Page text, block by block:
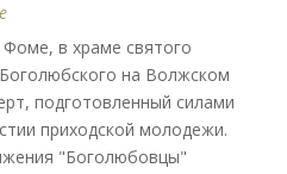
в храме святого
на Волжском
подготовленный силами
приходской молодежи.
"Боголюбовцы"